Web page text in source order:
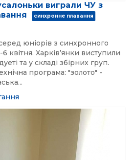
виграли ЧУ з
синхронне плавання
юніорів з синхронного
квітня. Харківʼянки виступили
та у складі збірних груп.
програма: "золото" -